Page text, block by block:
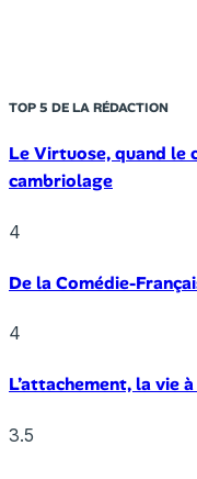
TOP 5 DE LA RÉDACTION
Le Virtuose, quand le
cambriolage
4
De la Comédie-
4
L’attachement, la vie
3.5